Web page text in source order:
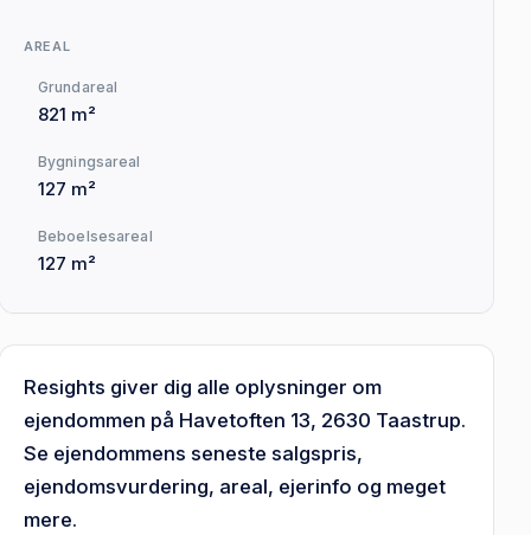
AREAL
Grundareal
821 m²
Bygningsareal
127 m²
Beboelsesareal
127 m²
Resights giver dig alle oplysninger om
ejendommen på Havetoften 13, 2630 Taastrup.
Se ejendommens seneste salgspris,
ejendomsvurdering, areal, ejerinfo og meget
mere.